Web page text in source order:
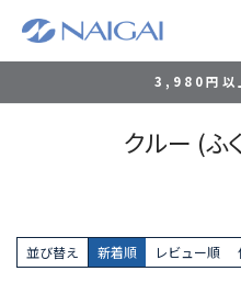
3,980円以
クルー (ふ
並び替え 新着順 レビュー順